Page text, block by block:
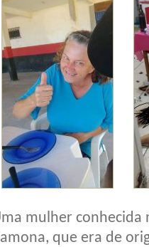
mulher conhecida
que era de